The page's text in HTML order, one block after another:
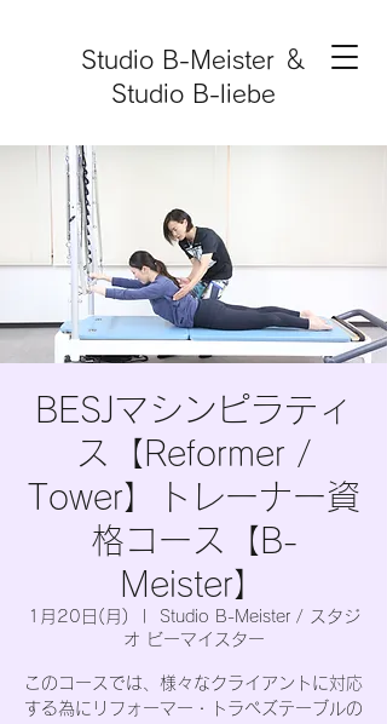
Studio B-Meister ＆
Studio B-liebe
BESJマシンピラティ
ス【Reformer /
Tower】トレーナー資
格コース【B-
Meister】
1月20日(月)
Studio B-Meister / スタジ
オ ビーマイスター
このコースでは、様々なクライアントに対応
する為にリフォーマー・トラペズテーブルの